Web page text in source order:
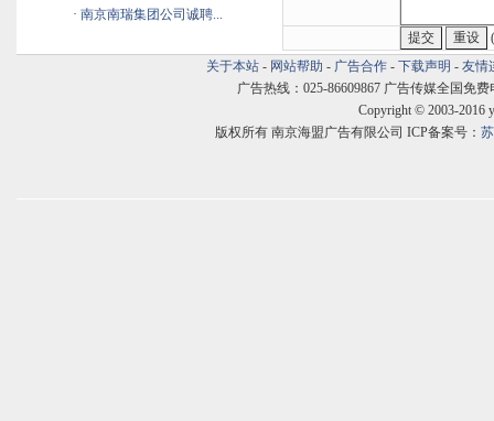
· 南京南瑞集团公司诚聘...
关于本站 - 网站帮助 - 广告合作 - 下载声明 - 友情
广告热线：025-86609867 广告传媒全国免费
Copyright © 2003-2016
版权所有 南京海盟广告有限公司 ICP备案号：